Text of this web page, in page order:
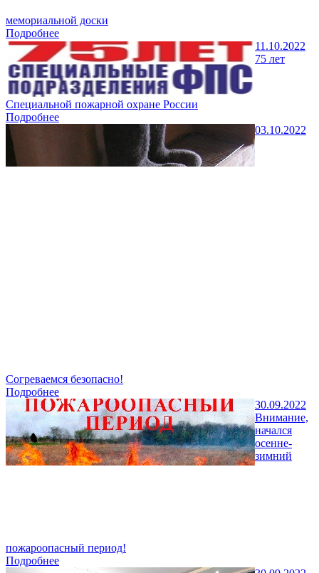
мемориальной доски
Подробнее
11.10.2022
75 лет
Специальной пожарной охране России
Подробнее
03.10.2022
Согреваемся безопасно!
Подробнее
30.09.2022
Внимание,
начался
осенне-
зимний
пожароопасный период!
Подробнее